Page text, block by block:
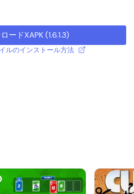
ードXAPK(1.6.1.3)
ルのインストール方法